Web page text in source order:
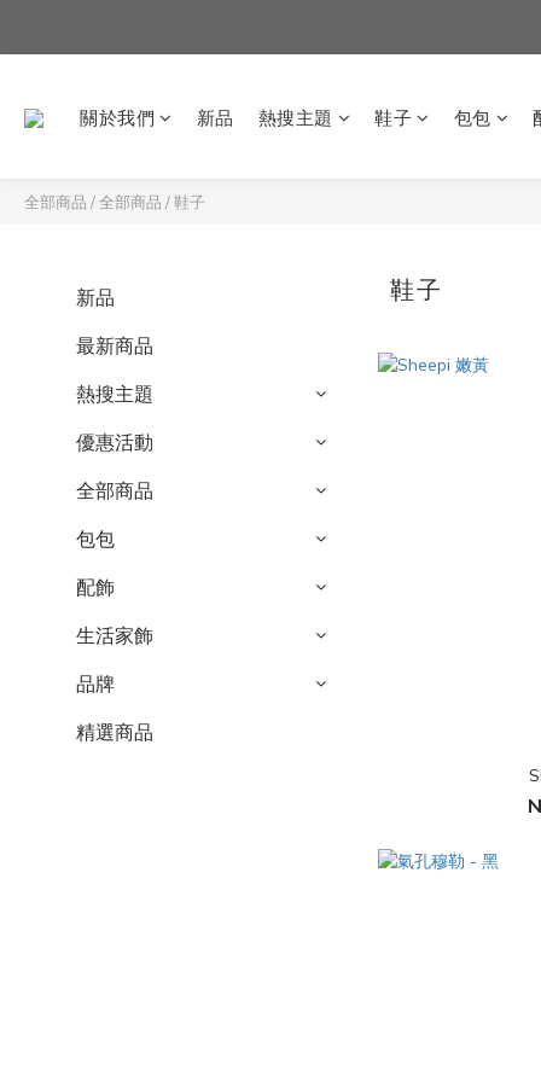
關於我們 新品 熱搜主題 鞋子 包包
全部商品 /全部商品 /鞋子
新品
最新商品
熱搜主題
優惠活動
全部商品
包包
配飾
生活家飾
品牌
精選商品
鞋子